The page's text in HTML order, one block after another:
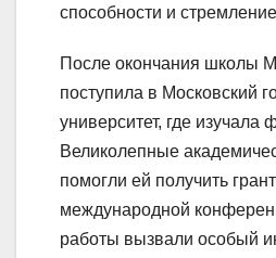
способности и
После окончания школы
поступила в Московский
университет, где изучала
Великолепные
помогли ей получить
международной
работы вызвали особый